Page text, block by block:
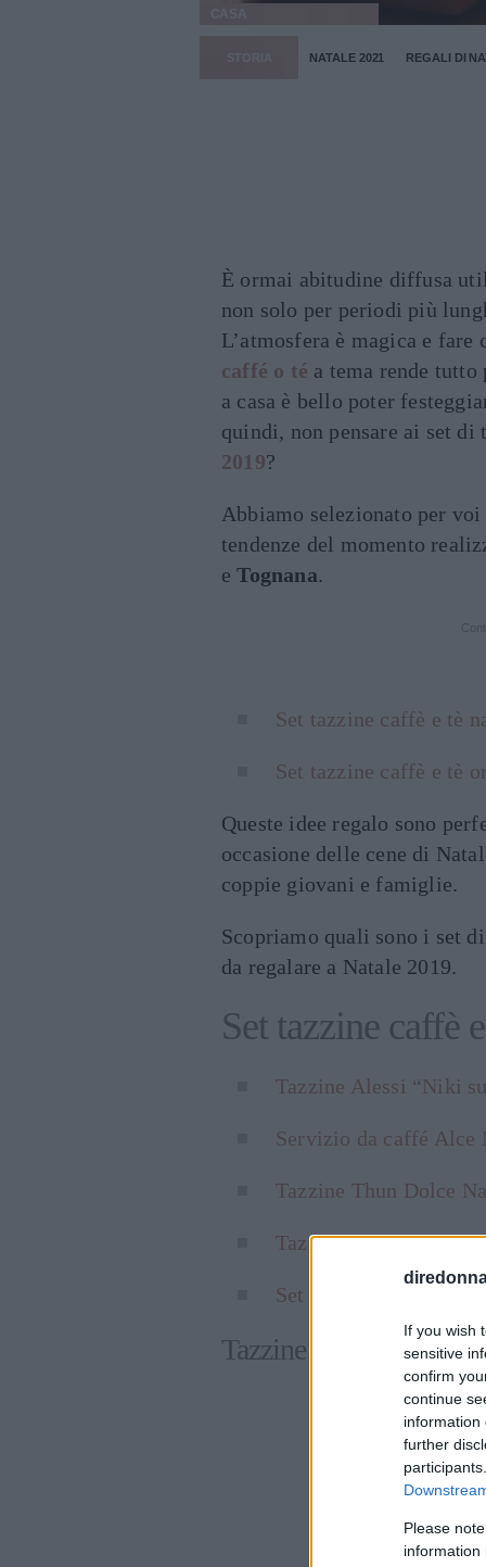
If you wish
sensitive
confirm
continue
information
further
Please
information
NATALE 2021 REGALI DI
È ormai abitudine diffusa
non solo per periodi più
L’atmosfera è magica e fare
caffé o té a tema rende
a casa è bello poter
quindi, non pensare ai set di
2019?
Abbiamo selezionato per
tendenze del momento
eTognana.
Set tazzine caffè e tè
Set tazzine caffè e tè
Queste idee regalo sono
occasione delle cene di
coppie giovani e famiglie.
Scopriamo quali sono i set
da regalare a Natale 2019.
Set tazzine caffè
Tazzine Alessi “Niki
Servizio da caffé Alce
Tazzine Thun Dolce
Tazzine H&H
Set Magia di Natale
Tazzine Alessi “Niki